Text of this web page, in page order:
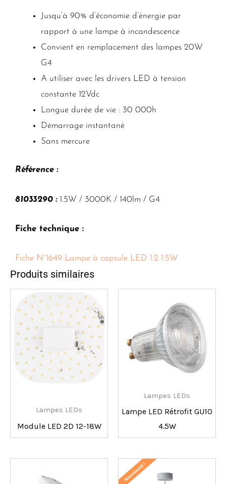
Jusqu’à 90% d’économie d’énergie par
rapport à une lampe à incandescence
Convient en remplacement des lampes 20W
G4
A utiliser avec les drivers LED à tension
constante 12Vdc
Longue durée de vie : 30 000h
Démarrage instantané
Sans mercure
Référence :
81033290 :1.5W / 3000K / 140lm / G4
Fiche technique :
Fiche N°1649 Lampe à capsule LED 1.2 1.5W
Produits similaires
Lampes LEDs
Module LED 2D 12-18W
Lampes LEDs
Lampe LED Rétrofit GU10
4.5W